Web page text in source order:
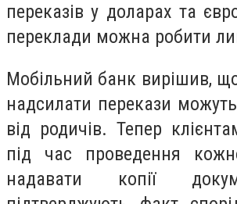
переказів у доларах та
переклади можна робити
Мобільний банк вирішив,
надсилати перекази
від родичів. Тепер
під час проведення
надавати копії